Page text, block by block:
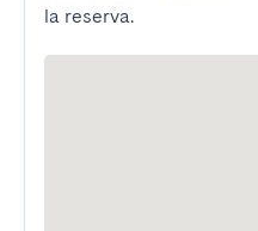
la reserva.